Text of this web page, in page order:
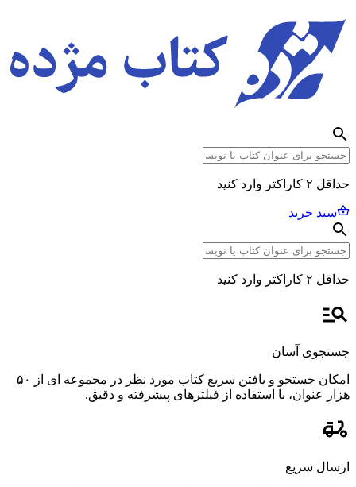
حداقل ۲ کاراکتر وارد کنید
سبد خرید
حداقل ۲ کاراکتر وارد کنید
جستجوی آسان
امکان جستجو و یافتن سریع کتاب مورد نظر در مجموعه ای از ۵۰
هزار عنوان، با استفاده از فیلترهای پیشرفته و دقیق.
ارسال سریع